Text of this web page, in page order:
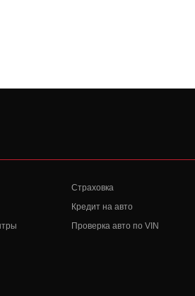
Страховка
Кредит на авто
Проверка авто по VIN